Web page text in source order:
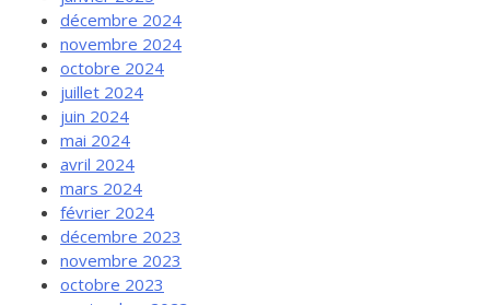
décembre 2024
novembre 2024
octobre 2024
juillet 2024
juin 2024
mai 2024
avril 2024
mars 2024
février 2024
décembre 2023
novembre 2023
octobre 2023